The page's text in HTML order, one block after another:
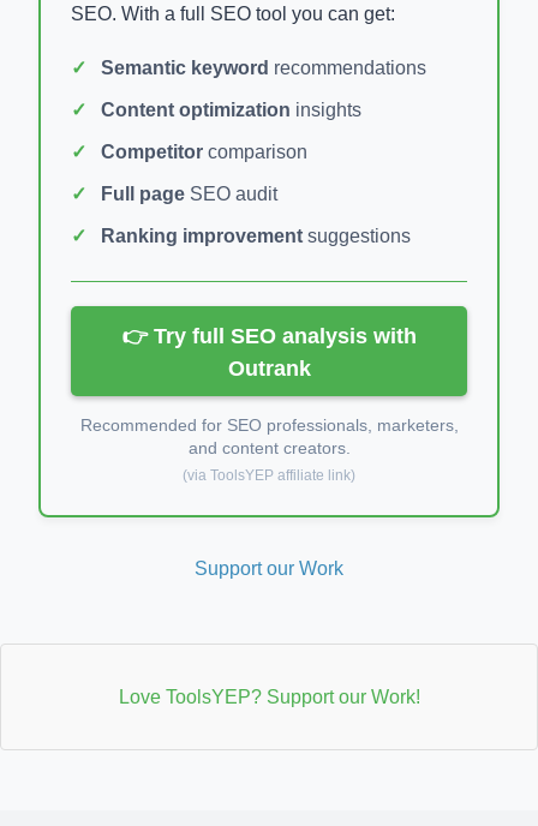
SEO. With a full SEO tool you can get:
Semantic keyword recommendations
Content optimization insights
Competitor comparison
Full page SEO audit
Ranking improvement suggestions
👉 Try full SEO analysis with
Outrank
Recommended for SEO professionals, marketers,
and content creators.
(via ToolsYEP affiliate link)
Support our Work
Love ToolsYEP? Support our Work!